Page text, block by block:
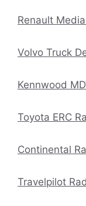
Renault
Volvo Truck
Kennwood
Toyota ERC
Continental
Travelpilot